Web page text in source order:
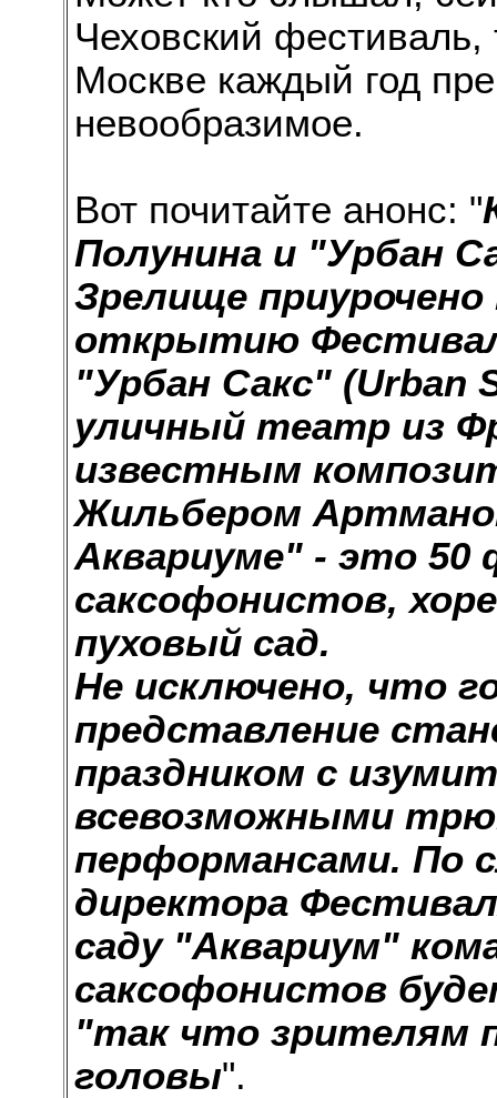
Чеховский фестиваль,
Москве каждый год
невообразимое.
Вот почитайте анонс: "
Полунина и "Урбан
Зрелище
открытию
"Урбан Сакс" (Urban
уличный театр из
известным
Жильбером
Аквариуме" - это 50
саксофонистов,
пуховый сад.
Не исключено, что
представление
праздником с
всевозможными
перформансами. По
директора
саду "Аквариум"
саксофонистов
"так что зрителям
головы".